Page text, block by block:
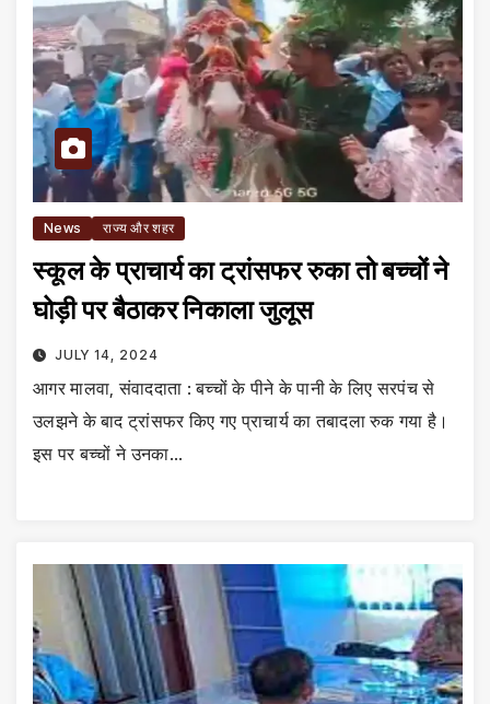
News राज्य और शहर
स्कूल के प्राचार्य का ट्रांसफर रुका तो बच्चों ने
घोड़ी पर बैठाकर निकाला जुलूस
JULY 14, 2024
आगर मालवा, संवाददाता : बच्चों के पीने के पानी के लिए सरपंच से
उलझने के बाद ट्रांसफर किए गए प्राचार्य का तबादला रुक गया है।
इस पर बच्चों ने उनका…